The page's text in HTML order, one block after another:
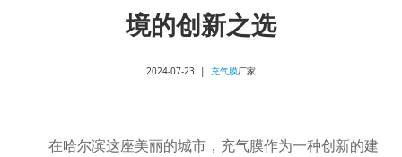
境的创新之选
2024-07-23 | 充气膜厂家
在哈尔滨这座美丽的城市，充气膜作为一种创新的建